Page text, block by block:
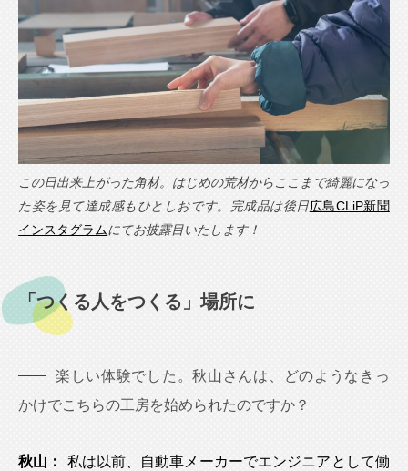
この日出来上がった角材。はじめの荒材からここまで綺麗になっ
た姿を見て達成感もひとしおです。完成品は後日広島CLiP新聞
インスタグラムにてお披露目いたします！
「つくる人をつくる」場所に
楽しい体験でした。秋山さんは、どのようなきっ
かけでこちらの工房を始められたのですか？
秋山：
私は以前、自動車メーカーでエンジニアとして働